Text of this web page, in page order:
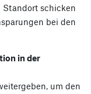
Standort schicken
bei den
in der
um den